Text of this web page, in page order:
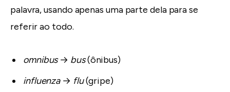
palavra, usando apenas uma parte dela para se
referir ao todo.
omnibus→ bus(ônibus)
influenza→ flu(gripe)